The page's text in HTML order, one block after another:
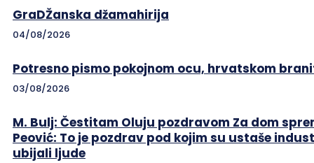
GraDŽanska džamahirija
04/08/2026
Potresno pismo pokojnom ocu, hrvatskom
03/08/2026
M. Bulj: Čestitam Oluju pozdravom Za dom
Peović: To je pozdrav pod kojim su ustaše
ubijali ljude